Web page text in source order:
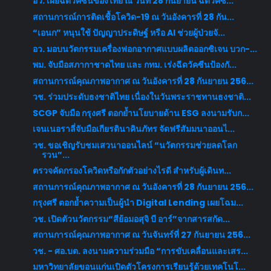
สถานการณ์การติดเชื้อโควิด-19 ณ วันอังคารที่ 28 กัน...
“เอนก” หนุนใช้ ปัญญาประดิษฐ์ หรือ AI ช่วยผู้ป่วยจั...
อว. มอบนวัตกรรมเครื่องฟอกอากาศแบบผลิตออกซิเจน บวก-...
พม. จับมือสภากาชาดไทย และ กทม. เร่งฉีดวัคซีนป้องกั...
สถานการณ์คุณภาพอากาศ ณ วันอังคารที่ 28 กันยายน 256...
วช. ร่วมประดับธงชาติไทย เนื่องในวันพระราชทานธงชาติ...
SCGP จับมือ กรุงศรี ตอกย้ำนโยบายด้าน ESG ลงนามรับก...
เจนเนอราลี่จับมือเกียรตินาคินภัทร จัดฟรีสัมมนาออนไ...
วช. ขอเชิญรับชมเสวนาออนไลน์ “นวัตกรรมช่วยลดโลก
รวน”...
ตรวจคัดกรองโควิดหรือกักตัวอย่างไรดี สำหรับผู้เดินท...
สถานการณ์คุณภาพอากาศ ณ วันอังคารที่ 28 กันยายน 256...
กรุงศรี ตอกย้ำความเป็นผู้นำ Digital Lending เผยโฉม...
วช. เปิดตัวนวัตกรรม“สีย้อมอสุจิ บี อาร์”จากสารสกัด...
สถานการณ์คุณภาพอากาศ ณ วันจันทร์ที่ 27 กันยายน 256...
วช. - ศอ.บต. ลงนามความร่วมมือ “การขับเคลื่อนและเสร...
มหาวิทยาลัยขอนแก่นเปิดตัวโครงการเรียนรู้ด้วยเทคโนโ...